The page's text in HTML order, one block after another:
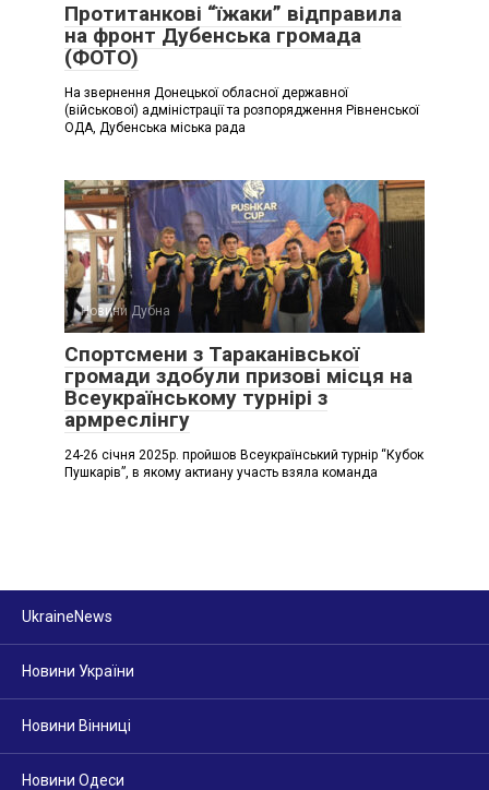
Протитанкові “їжаки” відправила
на фронт Дубенська громада
(ФОТО)
На звернення Донецької обласної державної
(військової) адміністрації та розпорядження Рівненської
ОДА, Дубенська міська рада
Новини Дубна
Спортсмени з Тараканівської
громади здобули призові місця на
Всеукраїнському турнірі з
армреслінгу
24-26 січня 2025р. пройшов Всеукраїнський турнір “Кубок
Пушкарів”, в якому актиану участь взяла команда
UkraineNews
Новини України
Новини Вінниці
Новини Одеси